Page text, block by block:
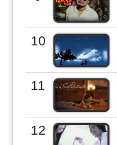
10
11
12